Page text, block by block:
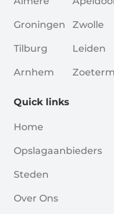
Groningen
Tilburg
Arnhem
Zwolle
Leiden
Quick links
Home
Opslagaanbieders
Steden
Over Ons